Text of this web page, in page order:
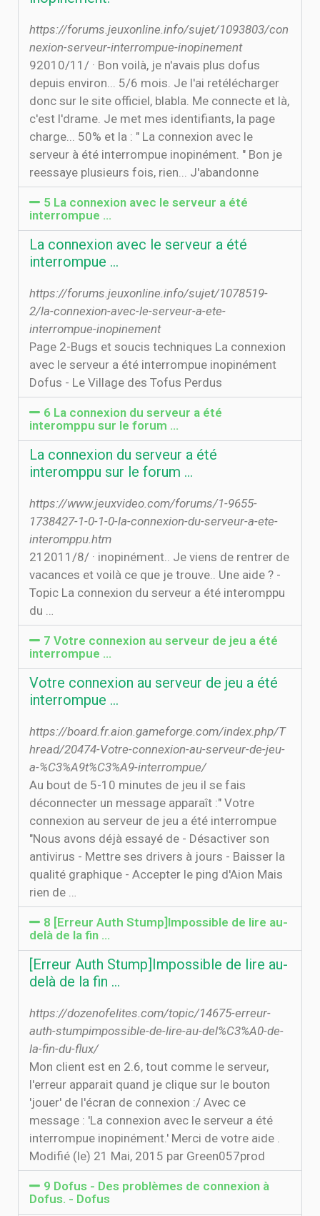
https://forums.jeuxonline.info/sujet/1093803/con
nexion-serveur-interrompue-inopinement
9‏‏/11‏‏/2010 · Bon voilà, je n'avais plus dofus
depuis environ... 5/6 mois. Je l'ai retélécharger
donc sur le site officiel, blabla. Me connecte et là,
c'est l'drame. Je met mes identifiants, la page
charge... 50% et la : " La connexion avec le
serveur à été interrompue inopinément. " Bon je
reessaye plusieurs fois, rien... J'abandonne
5 La connexion avec le serveur a été
interrompue …
La connexion avec le serveur a été
interrompue …
https://forums.jeuxonline.info/sujet/1078519-
2/la-connexion-avec-le-serveur-a-ete-
interrompue-inopinement
Page 2-Bugs et soucis techniques La connexion
avec le serveur a été interrompue inopinément
Dofus - Le Village des Tofus Perdus
6 La connexion du serveur a été
interomppu sur le forum ...
La connexion du serveur a été
interomppu sur le forum ...
https://www.jeuxvideo.com/forums/1-9655-
1738427-1-0-1-0-la-connexion-du-serveur-a-ete-
interomppu.htm
21‏‏/8‏‏/2011 · inopinément.. Je viens de rentrer de
vacances et voilà ce que je trouve.. Une aide ? -
Topic La connexion du serveur a été interomppu
du …
7 Votre connexion au serveur de jeu a été
interrompue ...
Votre connexion au serveur de jeu a été
interrompue ...
https://board.fr.aion.gameforge.com/index.php/T
hread/20474-Votre-connexion-au-serveur-de-jeu-
a-%C3%A9t%C3%A9-interrompue/
Au bout de 5-10 minutes de jeu il se fais
déconnecter un message apparaît :" Votre
connexion au serveur de jeu a été interrompue
"Nous avons déjà essayé de - Désactiver son
antivirus - Mettre ses drivers à jours - Baisser la
qualité graphique - Accepter le ping d'Aion Mais
rien de …
8 [Erreur Auth Stump]Impossible de lire au-
delà de la fin …
[Erreur Auth Stump]Impossible de lire au-
delà de la fin …
https://dozenofelites.com/topic/14675-erreur-
auth-stumpimpossible-de-lire-au-del%C3%A0-de-
la-fin-du-flux/
Mon client est en 2.6, tout comme le serveur,
l'erreur apparait quand je clique sur le bouton
'jouer' de l'écran de connexion :/ Avec ce
message : 'La connexion avec le serveur a été
interrompue inopinément.' Merci de votre aide .
Modifié (le) 21 Mai, 2015 par Green057prod
9 Dofus - Des problèmes de connexion à
Dofus. - Dofus